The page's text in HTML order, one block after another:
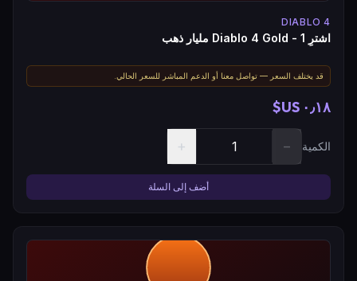
DIABLO 4
اشترِ Diablo 4 Gold - 1 مليار ذهب
قد يختلف السعر — تواصل معنا أو الدعم المباشر للسعر الحالي.
٠٫١٨ US$
الكمية −
+
أضف إلى السلة